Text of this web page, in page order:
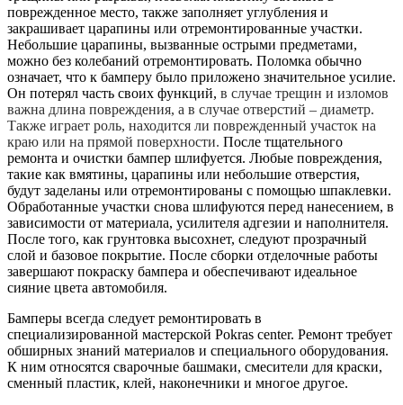
поврежденное место, также заполняет углубления и
закрашивает царапины или отремонтированные участки.
Небольшие царапины, вызванные острыми предметами,
можно без колебаний отремонтировать. Поломка обычно
означает, что к бамперу было приложено значительное усилие.
Он потерял часть своих функций, в случае трещин и изломов
важна длина повреждения, а в случае отверстий – диаметр.
Также играет роль, находится ли поврежденный участок на
краю или на прямой поверхности. После тщательного
ремонта и очистки бампер шлифуется. Любые повреждения,
такие как вмятины, царапины или небольшие отверстия,
будут заделаны или отремонтированы с помощью шпаклевки.
Обработанные участки снова шлифуются перед нанесением, в
зависимости от материала, усилителя адгезии и наполнителя.
После того, как грунтовка высохнет, следуют прозрачный
слой и базовое покрытие. После сборки отделочные работы
завершают покраску бампера и обеспечивают идеальное
сияние цвета автомобиля.
Бамперы всегда следует ремонтировать в
специализированной мастерской Pokras center. Ремонт требует
обширных знаний материалов и специального оборудования.
К ним относятся сварочные башмаки, смесители для краски,
сменный пластик, клей, наконечники и многое другое.